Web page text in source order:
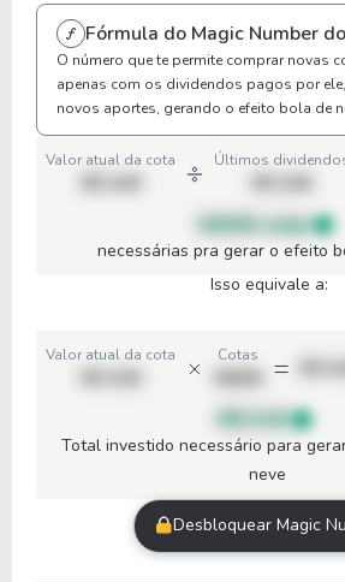
Anterior
Fórmula do Magic Number
O número que te permite comprar novas
apenas com os dividendos pagos por
novos aportes, gerando o efeito bola de
Valor atual da cota Últimos
00000 cotas
necessárias pra gerar o efeito
Isso equivale a:
Valor atual da cota Cotas
R$ 0,00
Total investido necessário para
neve
Desbloquear Magic